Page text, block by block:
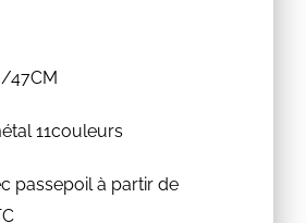
47CM
11couleurs
passepoil à partir de